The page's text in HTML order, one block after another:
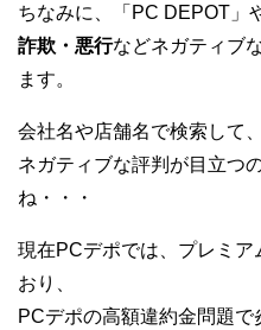
ちなみに、「PC DEPOT」
詐欺・悪行などネガティブ
ます。
会社名や店舗名で検索して、
ネガティブな評判が目立つ
ね・・・
現在PCデポでは、プレミア
おり、
PCデポの高額違約金問題で